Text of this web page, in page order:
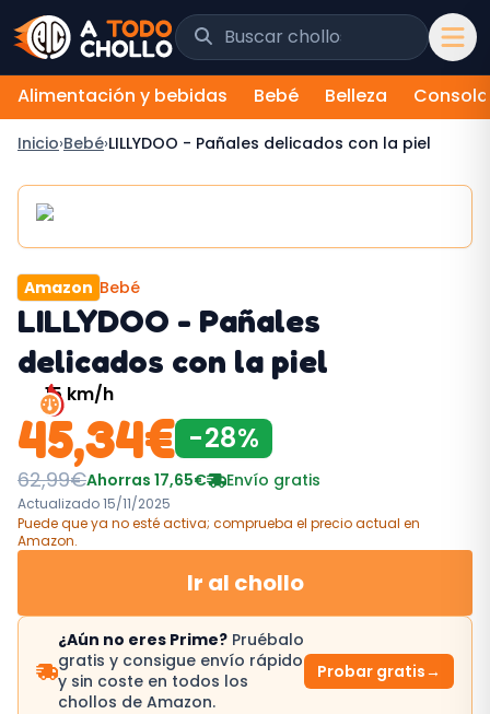
Saltar al contenido
Buscar chollos y tiendas
Alimentación y bebidas Bebé Belleza
Inicio›Bebé› LILLYDOO - Pañales delicados con la piel
Amazon Bebé
LILLYDOO - Pañales
delicados con la piel
15km/h
45,34€ -28%
62,99€Ahorras 17,65€ Envío gratis
Actualizado15/11/2025
Puede que ya no esté activa; comprueba el precio actual en
Amazon.
Ir al chollo
¿Aún no eres Prime? Pruébalo
gratis y consigue envío rápido
y sin coste en todos los
chollos de Amazon.
Probar gratis→